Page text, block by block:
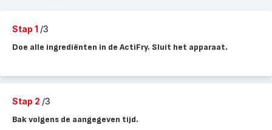
Stap 1 /3
Doe alle ingrediënten in de ActiFry. Sluit het apparaat.
Stap 2 /3
Bak volgens de aangegeven tijd.